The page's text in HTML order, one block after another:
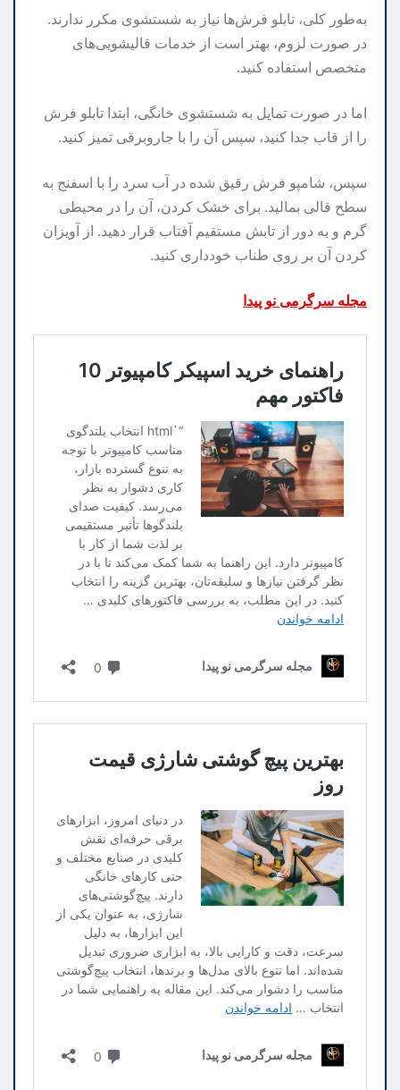
به‌طور کلی، تابلو فرش‌ها نیاز به شستشوی مکرر ندارند.
در صورت لزوم، بهتر است از خدمات قالیشویی‌های
متخصص استفاده کنید.
اما در صورت تمایل به شستشوی خانگی، ابتدا تابلو فرش
را از قاب جدا کنید، سپس آن را با جاروبرقی تمیز کنید.
سپس، شامپو فرش رقیق شده در آب سرد را با اسفنج به
سطح قالی بمالید. برای خشک کردن، آن را در محیطی
گرم و به دور از تابش مستقیم آفتاب قرار دهید. از آویزان
کردن آن بر روی طناب خودداری کنید.
مجله سرگرمی نو پیدا